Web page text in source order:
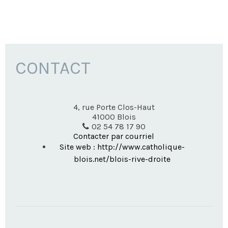
CONTACT
4, rue Porte Clos-Haut
41000 Blois
02 54 78 17 90
Contacter par courriel
Site web : http://www.catholique-
blois.net/blois-rive-droite